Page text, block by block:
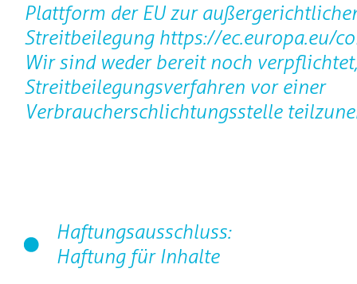
Plattform der EU zur
Streitbeilegung https://ec.europa.eu/
Wir sind weder bereit noch
Streitbeilegungsverfahren vor einer
Verbraucherschlichtungsstelle
Haftungsausschluss:
Haftung für Inhalte